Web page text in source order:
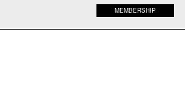
MEMBERSHIP